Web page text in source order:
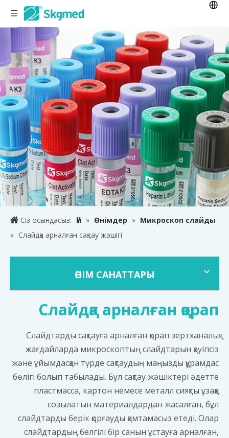
Сіз осындасыз: Үй » Өнімдер » Микроскоп слайды
» Слайдқа арналған сақтау жәшігі
ӨНІМ САНАТТАРЫ
Слайдқа арналған қорап
Слайдтарды сақтауға арналған қорап зертханалық
жағдайларда микроскоптың слайдтарын қауіпсіз
және ұйымдасқан түрде сақтаудың маңызды құрамдас
бөлігі болып табылады. Бұл сақтау жәшіктері әдетте
пластмасса, картон немесе металл сияқты ұзаққа
созылатын материалдардан жасалған, бұл
слайдтарды берік қорғауды қамтамасыз етеді. Олар
слайдтардың белгілі бір санын ұстауға арналған,